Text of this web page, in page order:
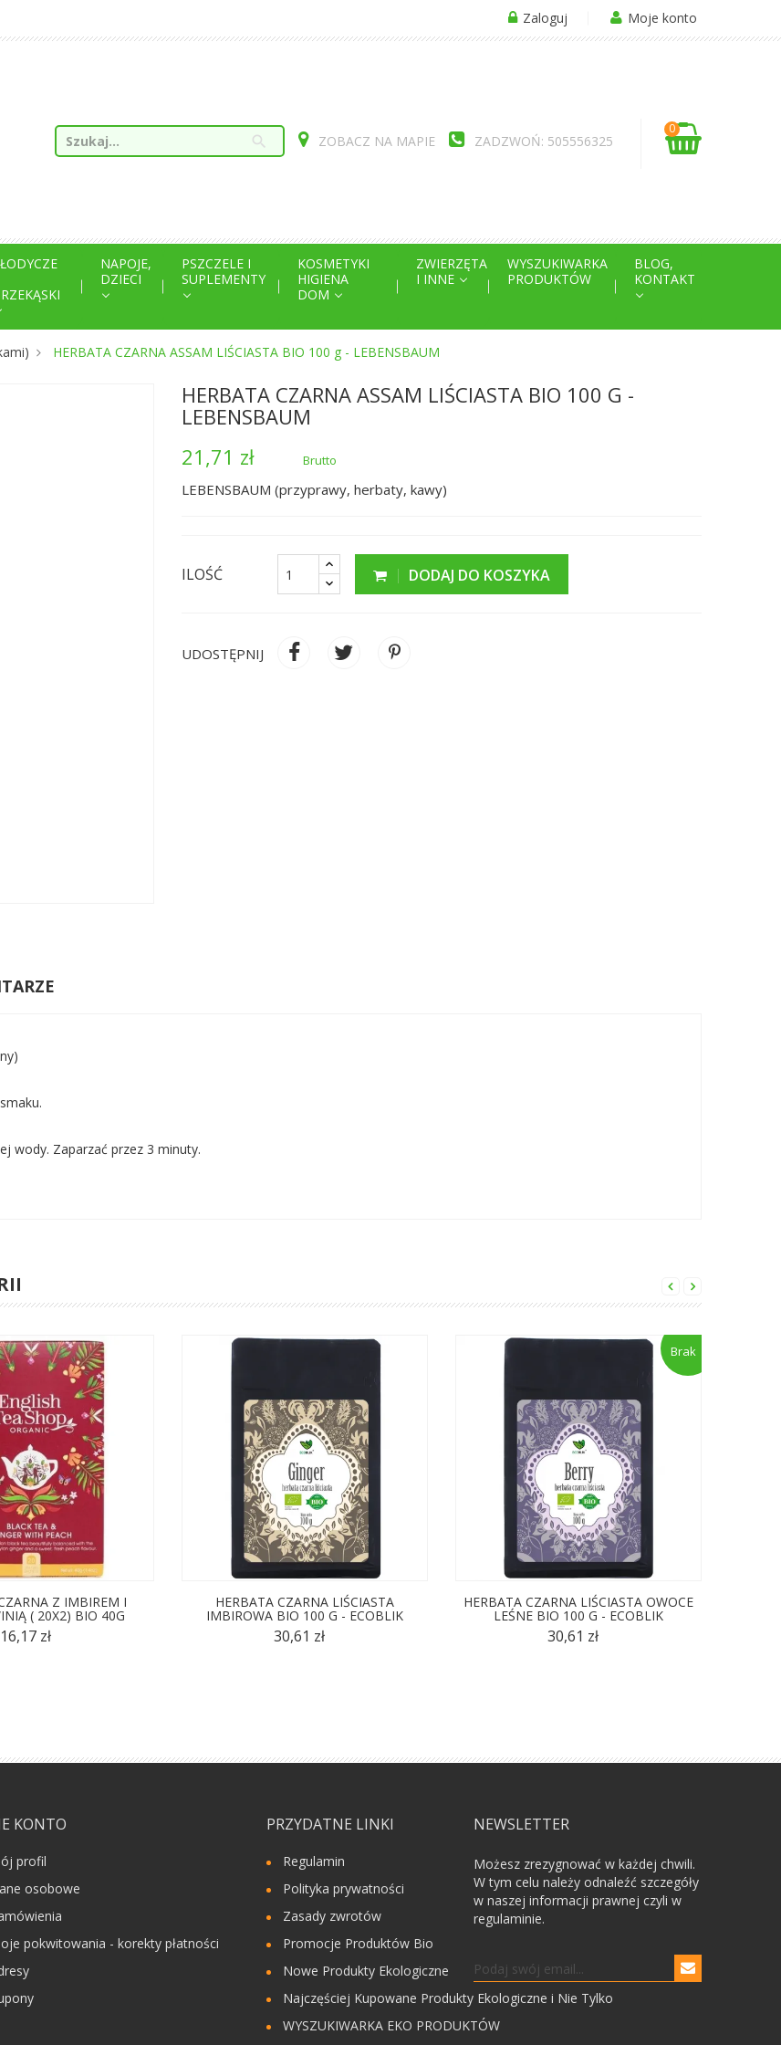
Zaloguj Moje konto
search ZOBACZ NA MAPIE ZADZWOŃ: 505556325
0
NAPOJE,
DZIECI
PSZCZELE I
SUPLEMENTY
KOSMETYKI
HIGIENA
DOM
ZWIERZĘTA
I INNE
WYSZUKIWARKA
PRODUKTÓW
BLOG,
KONTAKT
HERBATA CZARNA ASSAM LIŚCIASTA BIO 100 g - LEBENSBAUM
HERBATA CZARNA ASSAM LIŚCIASTA BIO 100 G -
LEBENSBAUM
21,71 zł
Brutto
LEBENSBAUM (przyprawy, herbaty, kawy)
ILOŚĆ DODAJ DO KOSZYKA
UDOSTĘPNIJ
wody. Zaparzać przez 3 minuty.
Z IMBIREM I
( 20X2) BIO 40G
16,17 zł
HERBATA CZARNA LIŚCIASTA
IMBIROWA BIO 100 G - ECOBLIK
30,61 zł
Brak
HERBATA CZARNA LIŚCIASTA OWOCE
LEŚNE BIO 100 G - ECOBLIK
30,61 zł
KONTO
profil
osobowe
pokwitowania - korekty płatności
PRZYDATNE LINKI
Regulamin
Polityka prywatności
Zasady zwrotów
Promocje Produktów Bio
Nowe Produkty Ekologiczne
Najczęściej Kupowane Produkty Ekologiczne i Nie Tylko
WYSZUKIWARKA EKO PRODUKTÓW
NEWSLETTER
Możesz zrezygnować w każdej chwili.
W tym celu należy odnaleźć szczegóły
w naszej informacji prawnej czyli w
regulaminie.